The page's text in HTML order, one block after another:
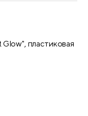
Glow", пластиковая